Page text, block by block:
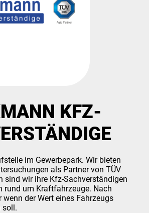
KFZ-
im Gewerbepark. Wir bieten
als Partner von TÜV
sind wir ihre Kfz-Sachverständigen
rund um Kraftfahrzeuge. Nach
der Wert eines Fahrzeugs
soll.